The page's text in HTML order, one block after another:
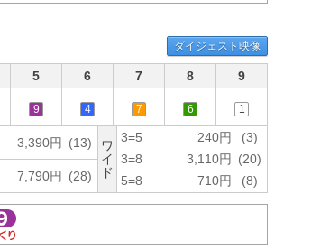
ダイジェスト映像
5 6 7 8 9
9 4 7 6 1
3,390円 (13)
ワ
イ
ド
3=5 240円
(3)
3=8
3,110円
(20)
5=8
710円 (8)
7,790円 (28)